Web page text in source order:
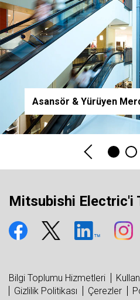
Asansör & Yürüyen
Mitsubishi Electric'i
Bilgi Toplumu Hizmetleri
Gizlilik Politikası
Çerezler